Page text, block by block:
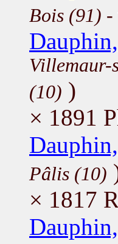
Bois (91) -
Villemaur-
(10) )
× 1891
Pâlis (10)
× 1817